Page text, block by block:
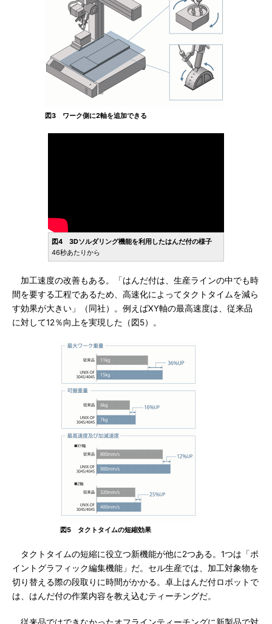
図3 ワーク側に2軸を追加できる
図4 3Dソルダリング機能を利用したはんだ付の様子
46秒あたりから
加工速度の改善もある。「はんだ付は、生産ラインの中でも時
間を要する工程であるため、高速化によってタクトタイムを減ら
す効果が大きい」（同社）。例えばXY軸の最高速度は、従来品
に対して12％向上を実現した（図5）。
図5 タクトタイムの短縮効果
タクトタイムの短縮に役立つ新機能が他に2つある。1つは「ポ
イントグラフィック編集機能」だ。セル生産では、加工対象物を
切り替える際の段取りに時間がかかる。卓上はんだ付ロボットで
は、はんだ付の作業内容を教え込むティーチングだ。